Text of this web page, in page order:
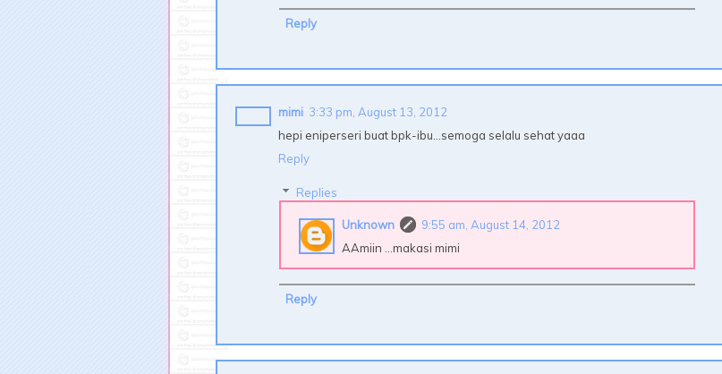
Reply
mimi 3:33 pm, August 13, 2012
hepi eniperseri buat bpk-ibu...semoga selalu sehat yaaa
Reply
Replies
Unknown
9:55 am, August 14, 2012
AAmiin ...makasi mimi
Reply